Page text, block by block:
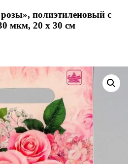
полиэтиленовый с
мкм, 20 х 30 см